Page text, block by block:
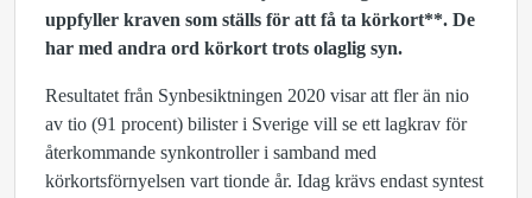
uppfyller kraven som ställs för att få ta körkort**. De
har med andra ord körkort trots olaglig syn.
Resultatet från Synbesiktningen 2020 visar att fler än nio
av tio (91 procent) bilister i Sverige vill se ett lagkrav för
återkommande synkontroller i samband med
körkortsförnyelsen vart tionde år. Idag krävs endast syntest